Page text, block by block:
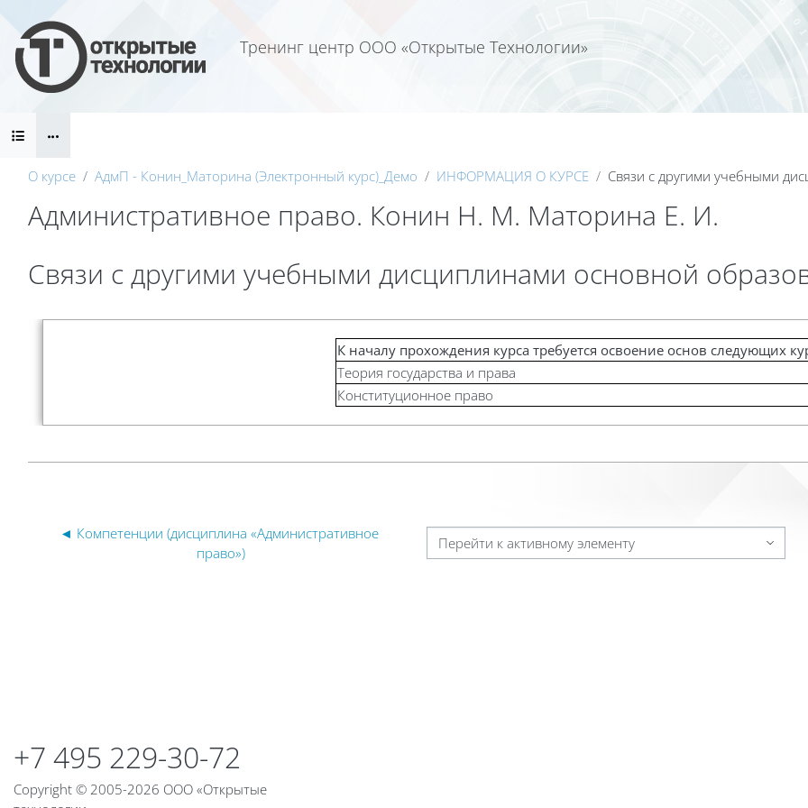
Тренинг центр ООО «Открытые Технологии»
Блоки
О курсе АдмП - Конин_Маторина (Электронный курс)_Демо ИНФОРМАЦИЯ О КУРСЕ Связи с другими учебными
Административное право. Конин Н. М. Маторина Е. И.
Блоки
Связи с другими учебными дисциплинами основной
К началу прохождения курса требуется освоение основ следующих
Теория государства и права
Конституционное право
◄ Компетенции (дисциплина «Административное
право»)
Перейти к активному элементу
+7 495 229-30-72
Copyright © 2005-2026 ООО «Открытые